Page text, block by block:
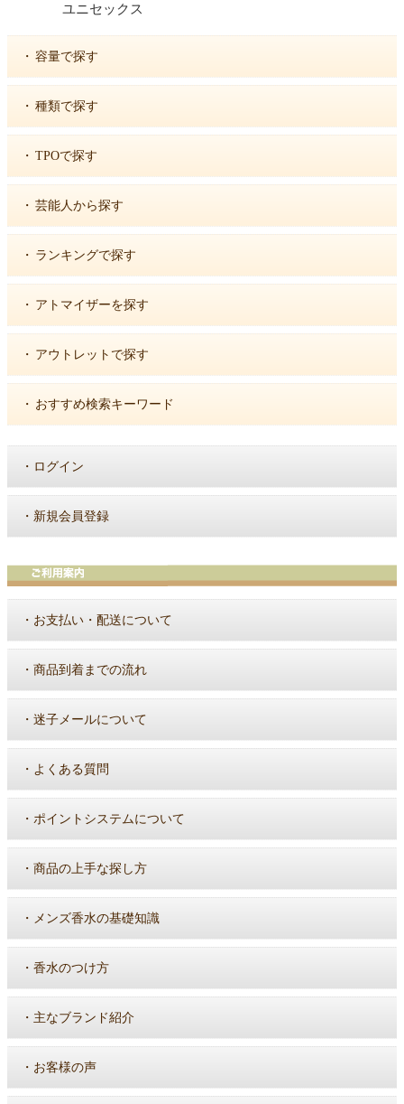
ユニセックス
・ 容量で探す
・ 種類で探す
・ TPOで探す
・ 芸能人から探す
・ ランキングで探す
・ アトマイザーを探す
・ アウトレットで探す
・ おすすめ検索キーワード
・ ログイン
・ 新規会員登録
・ お支払い・配送について
・ 商品到着までの流れ
・ 迷子メールについて
・ よくある質問
・ ポイントシステムについて
・ 商品の上手な探し方
・ メンズ香水の基礎知識
・ 香水のつけ方
・ 主なブランド紹介
・ お客様の声